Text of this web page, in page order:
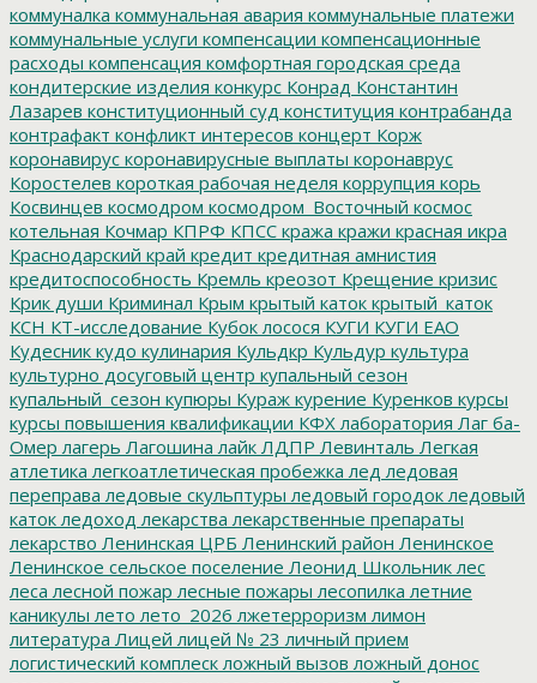
коммуналка коммунальная авария коммунальные платежи
коммунальные услуги компенсации компенсационные
расходы компенсация комфортная городская среда
кондитерские изделия конкурс Конрад Константин
Лазарев конституционный суд конституция контрабанда
контрафакт конфликт интересов концерт Корж
коронавирус коронавирусные выплаты коронаврус
Коростелев короткая рабочая неделя коррупция корь
Косвинцев космодром космодром_Восточный космос
котельная Кочмар КПРФ КПСС кража кражи красная икра
Краснодарский край кредит кредитная амнистия
кредитоспособность Кремль креозот Крещение кризис
Крик души Криминал Крым крытый каток крытый_каток
КСН КТ-исследование Кубок лосося КУГИ КУГИ ЕАО
Кудесник кудо кулинария Кульдкр Кульдур культура
культурно досуговый центр купальный сезон
купальный_сезон купюры Кураж курение Куренков курсы
курсы повышения квалификации КФХ лаборатория Лаг ба-
Омер лагерь Лагошина лайк ЛДПР Левинталь Легкая
атлетика легкоатлетическая пробежка лед ледовая
переправа ледовые скульптуры ледовый городок ледовый
каток ледоход лекарства лекарственные препараты
лекарство Ленинская ЦРБ Ленинский район Ленинское
Ленинское сельское поселение Леонид Школьник лес
леса лесной пожар лесные пожары лесопилка летние
каникулы лето лето_2026 лжетерроризм лимон
литература Лицей лицей № 23 личный прием
логистический комплеск ложный вызов ложный донос